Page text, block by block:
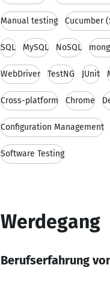
Manual testing Cucumber
SQL MySQL NoSQL
WebDriver TestNG JUnit
Cross-platform Chrome
Configuration Management
Software Testing
Werdegang
Berufserfahrung